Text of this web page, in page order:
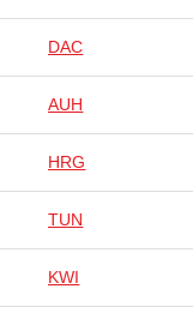
DAC
AUH
HRG
TUN
KWI